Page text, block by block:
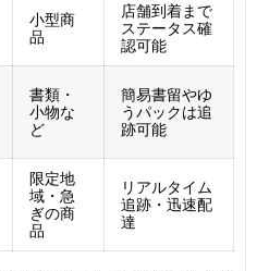
小型商
品
店舗到着まで
ステータス確
認可能
書類・
小物な
ど
簡易書留やゆ
うパックは追
跡可能
限定地
域・急
ぎの商
品
リアルタイム
追跡・迅速配
達